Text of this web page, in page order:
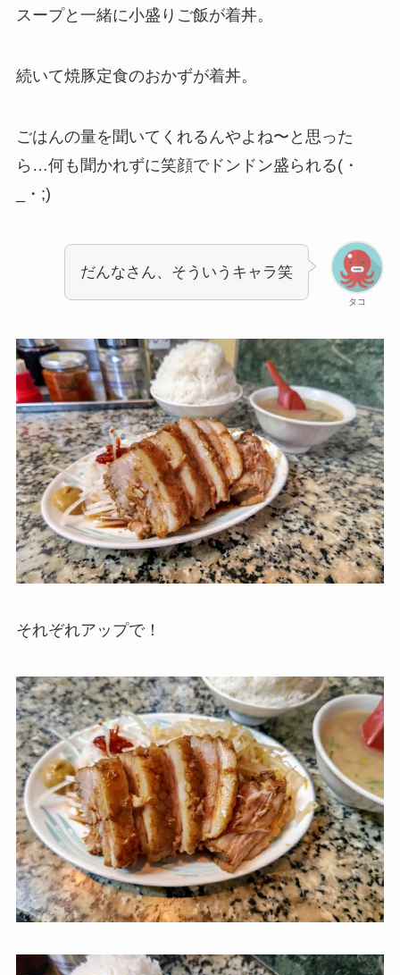
スープと一緒に小盛りご飯が着丼。
続いて焼豚定食のおかずが着丼。
ごはんの量を聞いてくれるんやよね〜と思った
ら…何も聞かれずに笑顔でドンドン盛られる(・
_・;)
タコ
だんなさん、そういうキャラ笑
それぞれアップで！